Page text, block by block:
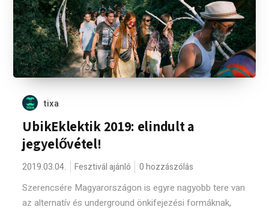
tixa
UbikEklektik 2019: elindult a
jegyelővétel!
2019.03.04. Fesztivál ajánló 0 hozzászólás
Szerencsére Magyarországon is egyre nagyobb tere van
az alternatív és underground önkifejezési formáknak,